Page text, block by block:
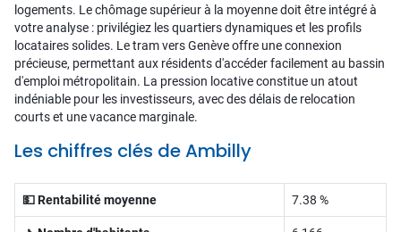
logements. Le chômage supérieur à la moyenne doit être intégré à
votre analyse : privilégiez les quartiers dynamiques et les profils
locataires solides. Le tram vers Genève offre une connexion
précieuse, permettant aux résidents d'accéder facilement au bassin
d'emploi métropolitain. La pression locative constitue un atout
indéniable pour les investisseurs, avec des délais de relocation
courts et une vacance marginale.
Les chiffres clés de Ambilly
💵 Rentabilité moyenne 7.38 %